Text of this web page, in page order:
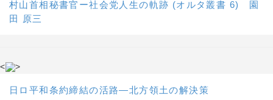
村山首相秘書官ー社会党人生の軌跡 (オルタ叢書 6) 園
田 原三
< >
日ロ平和条約締結の活路―北方領土の解決策